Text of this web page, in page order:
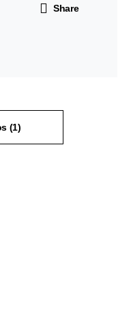
Share
Ver comentarios (1)